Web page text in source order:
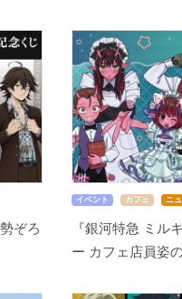
ぞろ
イベント カフェ ニ
『銀河特急 ミル
ー カフェ店員姿